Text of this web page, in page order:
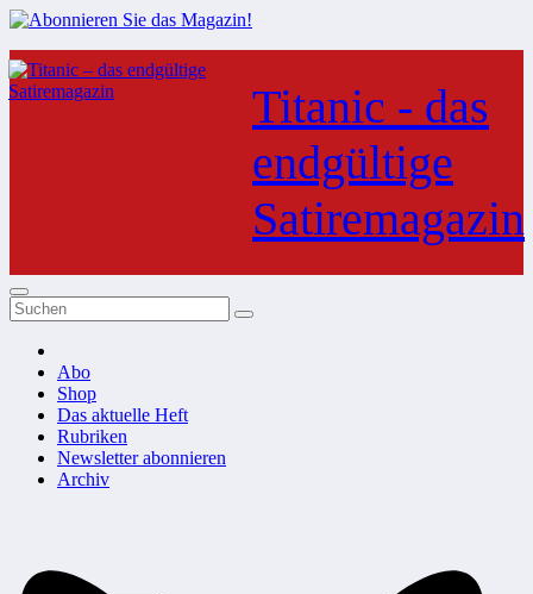
Zum
Inhalt
springen
Titanic - das
endgültige
Satiremagazin
Abo
Shop
Das aktuelle Heft
Rubriken
Newsletter abonnieren
Archiv